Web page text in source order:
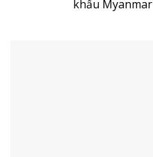
khẩu Myanmar